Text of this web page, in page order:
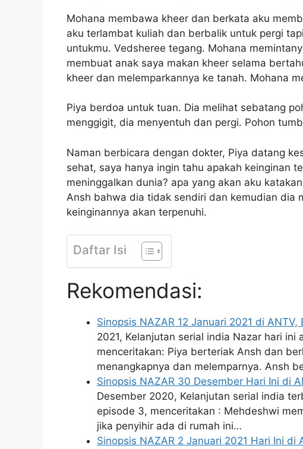
Mohana membawa kheer dan berkata aku
aku terlambat kuliah dan berbalik untuk pergi
untukmu. Vedsheree tegang. Mohana
membuat anak saya makan kheer selama
kheer dan melemparkannya ke tanah. Mohana
Piya berdoa untuk tuan. Dia melihat sebatang
menggigit, dia menyentuh dan pergi. Pohon
Naman berbicara dengan dokter, Piya datang
sehat, saya hanya ingin tahu apakah keinginan
meninggalkan dunia? apa yang akan aku
Ansh bahwa dia tidak sendiri dan kemudian dia
keinginannya akan terpenuhi.
Daftar Isi
Rekomendasi:
Sinopsis NAZAR 12 Januari 2021 di ANTV,
2021, Kelanjutan serial india Nazar hari ini
menceritakan: Piya berteriak Ansh dan
menangkapnya dan melemparnya. Ansh
Sinopsis NAZAR 30 Desember Hari Ini di
Desember 2020, Kelanjutan serial india
episode 3, menceritakan : Mehdeshwi
jika penyihir ada di rumah ini…
Sinopsis NAZAR 2 Januari 2021 Hari Ini di